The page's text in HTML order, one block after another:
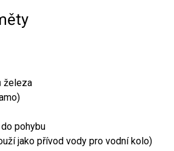
železa
pohybu
jako přívod vody pro vodní kolo)